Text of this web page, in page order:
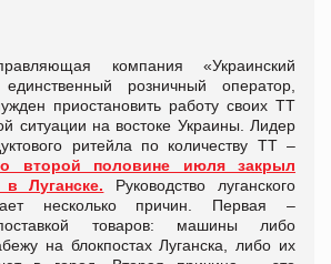
компания «Украинский
розничный оператор,
приостановить работу своих ТТ
ситуации на востоке Украины. Лидер
ритейла по количеству ТТ –
второй половине июля закрыл
Луганске. Руководство луганского
несколько причин. Первая –
товаров: машины либо
на блокпостах Луганска, либо их